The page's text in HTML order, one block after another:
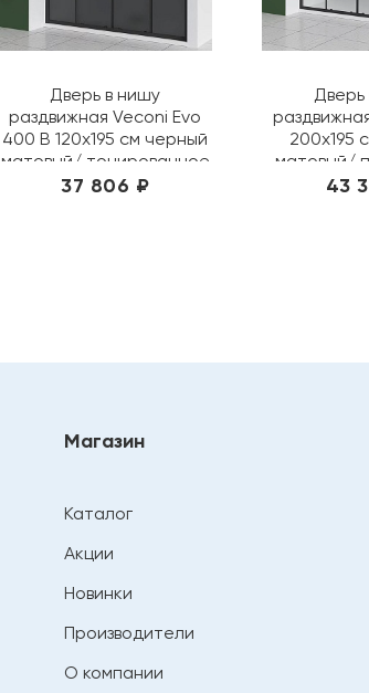
Дверь в нишу
раздвижная Veconi Evo
400 B 120х195 см черный
матовый/ тонированное
E4-B-120-12-C9
37 806 ₽
Дверь
200х195
матовый/
E4-B-
43
Магазин
Каталог
Акции
Новинки
Производители
О компании